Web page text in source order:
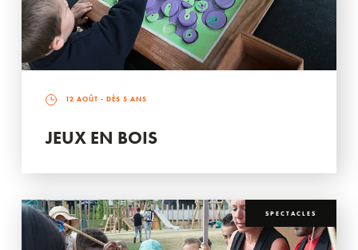
12 AOÛT - DÈS 5 ANS
JEUX EN BOIS
SPECTACLES